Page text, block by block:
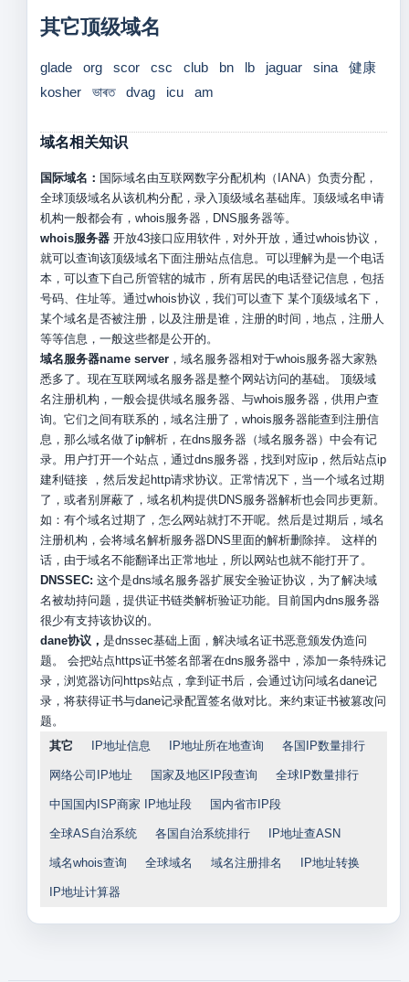
其它顶级域名
glade org scor csc club bn lb jaguar sina
健康
kosher
ভাৰত dvag icu am
域名相关知识
国际域名： 国际域名由互联网数字分配机构（IANA）负责分配，
全球顶级域名从该机构分配，录入顶级域名基础库。顶级域名申请
机构一般都会有，whois服务器，DNS服务器等。
whois服务器开放43接口应用软件，对外开放，通过whois协议，
就可以查询该顶级域名下面注册站点信息。可以理解为是一个电话
本，可以查下自己所管辖的城市，所有居民的电话登记信息，包括
号码、住址等。通过whois协议，我们可以查下 某个顶级域名下，
某个域名是否被注册，以及注册是谁，注册的时间，地点，注册人
等等信息，一般这些都是公开的。
域名服务器name server，域名服务器相对于whois服务器大家熟
悉多了。现在互联网域名服务器是整个网站访问的基础。 顶级域
名注册机构，一般会提供域名服务器、与whois服务器，供用户查
询。它们之间有联系的，域名注册了，whois服务器能查到注册信
息，那么域名做了ip解析，在dns服务器（域名服务器）中会有记
录。用户打开一个站点，通过dns服务器，找到对应ip，然后站点ip
建利链接 ，然后发起http请求协议。正常情况下，当一个域名过期
了，或者别屏蔽了，域名机构提供DNS服务器解析也会同步更新。
如：有个域名过期了，怎么网站就打不开呢。然后是过期后，域名
注册机构，会将域名解析服务器DNS里面的解析删除掉。 这样的
话，由于域名不能翻译出正常地址，所以网站也就不能打开了。
DNSSEC: 这个是dns域名服务器扩展安全验证协议，为了解决域
名被劫持问题，提供证书链类解析验证功能。目前国内dns服务器
很少有支持该协议的。
dane协议， 是dnssec基础上面，解决域名证书恶意颁发伪造问
题。 会把站点https证书签名部署在dns服务器中，添加一条特殊记
录，浏览器访问https站点，拿到证书后，会通过访问域名dane记
录，将获得证书与dane记录配置签名做对比。来约束证书被篡改问
题。
其它
IP地址信息 IP地址所在地查询 各国IP数量排行
网络公司IP地址 国家及地区IP段查询 全球IP数量排行
中国国内ISP商家 IP地址段 国内省市IP段
全球AS自治系统 各国自治系统排行 IP地址查ASN
域名whois查询 全球域名 域名注册排名 IP地址转换
IP地址计算器